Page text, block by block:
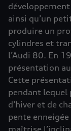
ainsi qu’un
produire un
cylindres et
l’Audi 80. En
présentation
Cette
pendant lequel
d’hiver et de
pente
maîtrise